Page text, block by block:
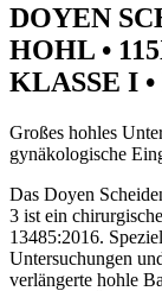
DOYEN
HOHL •
KLASSE I •
Großes hohles
gynäkologische
Das Doyen
3 ist ein
13485:2016.
Untersuchungen
verlängerte hohle